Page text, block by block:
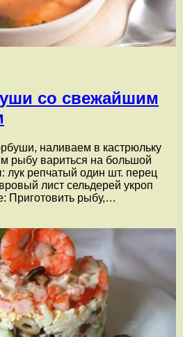
со свежайшим
наливаем в кастрюльку
рыбу вариться на большой
лук репчатый один шт. перец
лист сельдерей укроп
Приготовить рыбу,…